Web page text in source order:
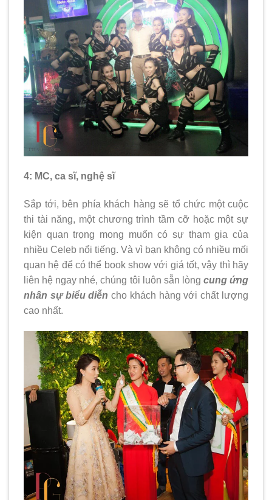
4: MC, ca sĩ, nghệ sĩ
Sắp tới, bên phía khách hàng sẽ tổ chức một cuộc
thi tài năng, một chương trình tầm cỡ hoặc một sự
kiện quan trọng mong muốn có sự tham gia của
nhiều Celeb nổi tiếng. Và vì bạn không có nhiều mối
quan hệ để có thể book show với giá tốt, vậy thì hãy
liên hệ ngay nhé, chúng tôi luôn sẵn lòng cung ứng
nhân sự biểu diễn cho khách hàng với chất lượng
cao nhất.